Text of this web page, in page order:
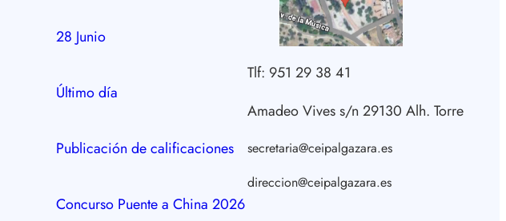
28 Junio
Último día
Publicación de calificaciones
Concurso Puente a China 2026
Tlf: 951 29 38 41
Amadeo Vives s/n 29130 Alh. Torre
secretaria@ceipalgazara.es
direccion@ceipalgazara.es